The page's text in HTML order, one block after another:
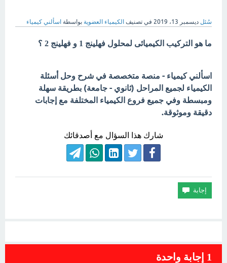
سُئل ديسمبر 13، 2019 في تصنيف الكيمياء العضوية بواسطة اسألني كيمياء
ما هو التركيب الكيميائى لمحلول فهلينج 1 و فهلينج 2 ؟
اسألني كيمياء - منصة متخصصة في شرح وحل أسئلة
الكيمياء لجميع المراحل (ثانوي - جامعة) بطريقة سهلة
ومبسطة وفي جميع فروع الكيمياء المختلفة مع إجابات
دقيقة وموثوقة.
شارك هذا السؤال مع أصدقائك
1 إجابة واحدة